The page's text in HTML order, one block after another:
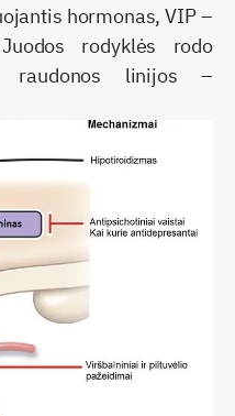
hormonas, VIP –
rodyklės rodo
raudonos linijos –